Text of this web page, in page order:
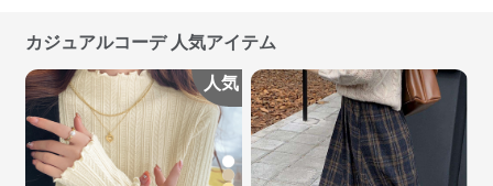
カジュアルコーデ 人気アイテム
人気